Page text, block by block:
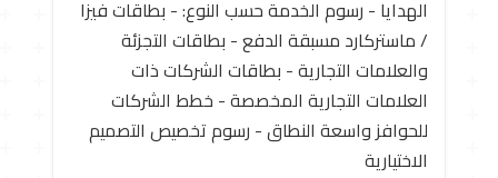
الهدايا - رسوم الخدمة حسب النوع: - بطاقات فيزا
/ ماستركارد مسبقة الدفع - بطاقات التجزئة
والعلامات التجارية - بطاقات الشركات ذات
العلامات التجارية المخصصة - خطط الشركات
للحوافز واسعة النطاق - رسوم تخصيص التصميم
الاختيارية